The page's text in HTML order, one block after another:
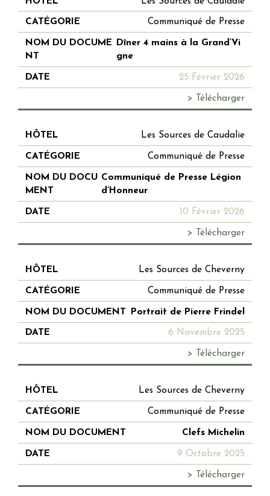
Communiqué de Presse
Dîner 4 mains à la Grand’Vi
gne
25 Février 2026
> Télécharger
Les Sources de Caudalie
Communiqué de Presse
Communiqué de Presse Légion
d’Honneur
10 Février 2026
> Télécharger
Les Sources de Cheverny
Communiqué de Presse
Portrait de Pierre Frindel
6 Novembre 2025
> Télécharger
Les Sources de Cheverny
Communiqué de Presse
Clefs Michelin
9 Octobre 2025
> Télécharger